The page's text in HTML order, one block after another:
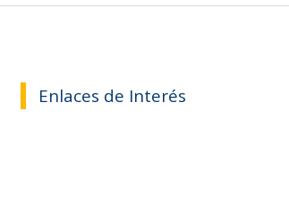
Enlaces de Interés